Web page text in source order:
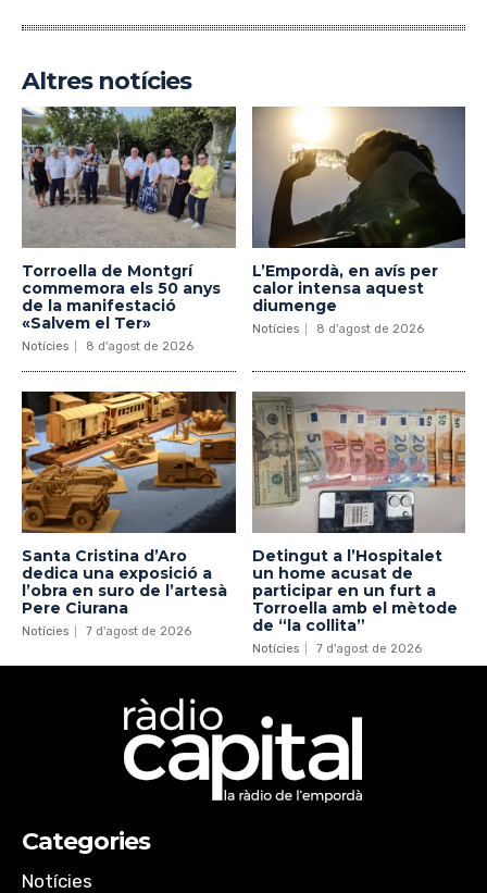
Altres notícies
Torroella de Montgrí
commemora els 50 anys
de la manifestació
«Salvem el Ter»
Notícies 8 d'agost de 2026
L’Empordà, en avís per
calor intensa aquest
diumenge
Notícies 8 d'agost de 2026
Santa Cristina d’Aro
dedica una exposició a
l’obra en suro de l’artesà
Pere Ciurana
Notícies 7 d'agost de 2026
Detingut a l’Hospitalet
un home acusat de
participar en un furt a
Torroella amb el mètode
de “la collita”
Notícies 7 d'agost de 2026
Categories
Notícies